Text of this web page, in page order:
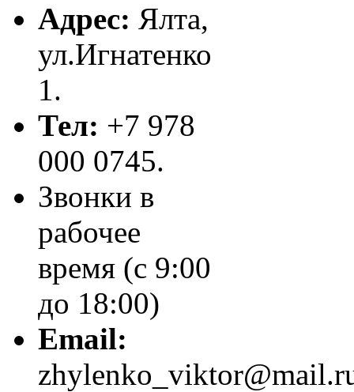
Адрес: Ялта,
ул.Игнатенко
1.
Тел: +7 978
000 0745.
Звонки в
рабочее
время (с 9:00
до 18:00)
Email: